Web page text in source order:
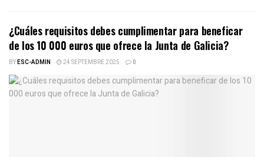
¿Cuáles requisitos debes cumplimentar para beneficar
de los 10 000 euros que ofrece la Junta de Galicia?
BYESC-ADMIN 24 SEPTEMBRE 2025 0